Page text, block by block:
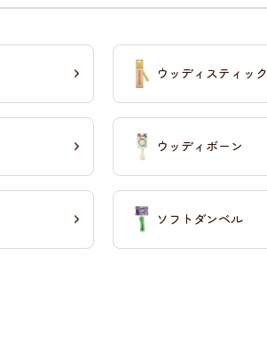
ウッディスティック
ウッディボーン
ソフトダンベル